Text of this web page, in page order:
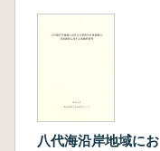
八代海沿岸地域にお